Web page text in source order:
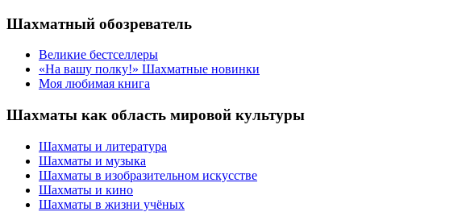
Шахматный обозреватель
Великие бестселлеры
«На вашу полку!» Шахматные новинки
Моя любимая книга
Шахматы как область мировой культуры
Шахматы и литература
Шахматы и музыка
Шахматы в изобразительном искусстве
Шахматы и кино
Шахматы в жизни учёных